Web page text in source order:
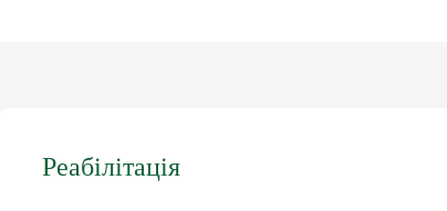
Реабілітація